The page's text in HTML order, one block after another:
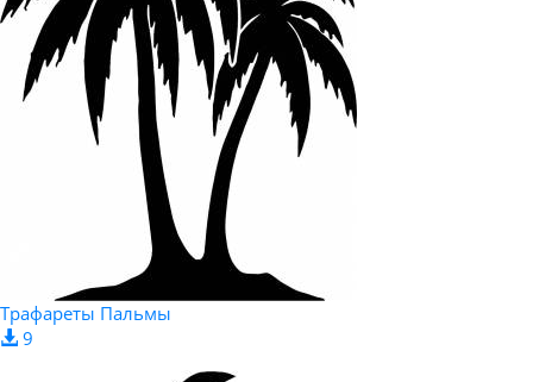
Трафареты Пальмы
9